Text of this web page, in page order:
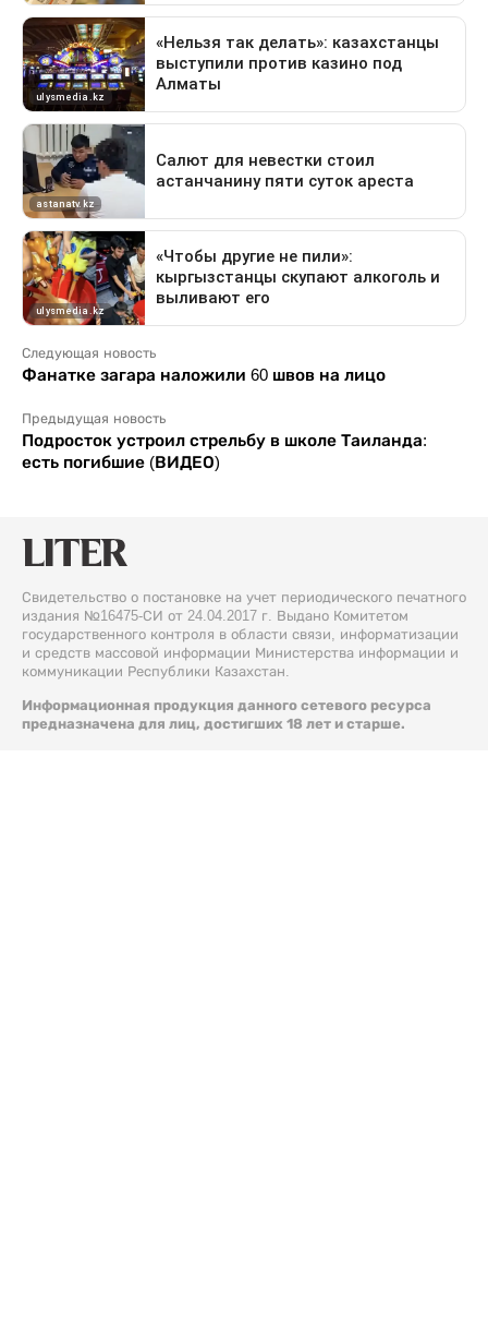
Следующая новость
Фанатке загара наложили 60 швов на лицо
Предыдущая новость
Подросток устроил стрельбу в школе Таиланда:
есть погибшие (ВИДЕО)
Свидетельство о постановке на учет периодического печатного
издания №16475-СИ от 24.04.2017 г. Выдано Комитетом
государственного контроля в области связи, информатизации
и средств массовой информации Министерства информации и
коммуникации Республики Казахстан.
Информационная продукция данного сетевого ресурса
предназначена для лиц, достигших 18 лет и старше.